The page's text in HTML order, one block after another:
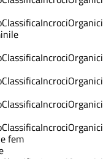
ClassificaIncrociOrganici
ClassificaIncrociOrganici
ClassificaIncrociOrganici
ClassificaIncrociOrganici
ClassificaIncrociOrganici
fem